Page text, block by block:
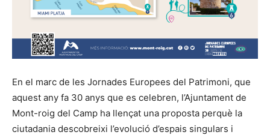
En el marc de les Jornades Europees del Patrimoni, que
aquest any fa 30 anys que es celebren, l’Ajuntament de
Mont-roig del Camp ha llençat una proposta perquè la
ciutadania descobreixi l’evolució d’espais singulars i